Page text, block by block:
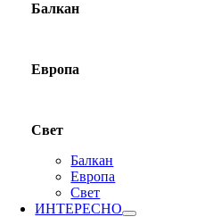
Балкан
Европа
Свет
Балкан
Европа
Свет
ИНТЕРЕСНО